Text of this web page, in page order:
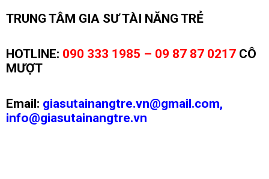
TRUNG TÂM GIA SƯ TÀI NĂNG TRẺ
HOTLINE: 090 333 1985 – 09 87 87 0217 CÔ
MƯỢT
Email: giasutainangtre.vn@gmail.com,
info@giasutainangtre.vn